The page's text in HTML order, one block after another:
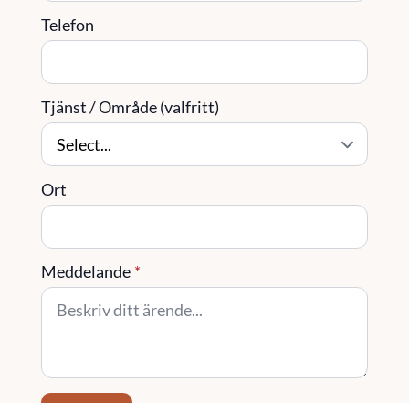
Telefon
Tjänst / Område (valfritt)
Ort
Meddelande *